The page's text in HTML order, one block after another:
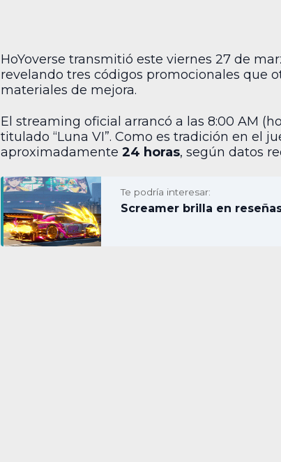
HoYoverse transmitió este viernes 27 de
revelando tres códigos promocionales que
materiales de mejora.
El streaming oficial arrancó a las 8:00 AM
titulado “Luna VI”. Como es tradición en el
aproximadamente 24 horas, según datos
Te podría interesar:
Screamer brilla en